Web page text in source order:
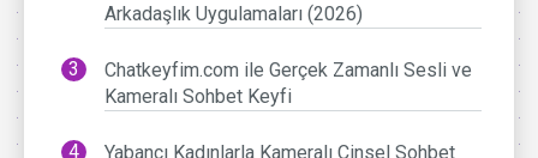
Arkadaşlık Uygulamaları (2026)
Chatkeyfim.com ile Gerçek Zamanlı Sesli ve
Kameralı Sohbet Keyfi
Yabancı Kadınlarla Kameralı Cinsel Sohbet